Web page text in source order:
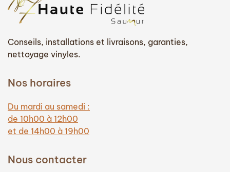
Conseils, installations et livraisons, garanties,
nettoyage vinyles.
Nos horaires
Du mardi au samedi :
de 10h00 à 12h00
et de 14h00 à 19h00
Nous contacter